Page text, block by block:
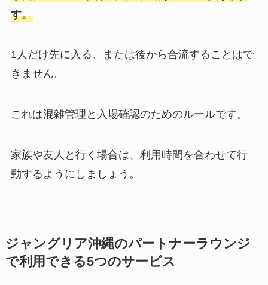
す。
1人だけ先に入る、または後から合流することはで
きません。
これは混雑管理と入場確認のためのルールです。
家族や友人と行く場合は、利用時間を合わせて行
動するようにしましょう。
ジャングリア沖縄のパートナーラウンジ
で利用できる5つのサービス